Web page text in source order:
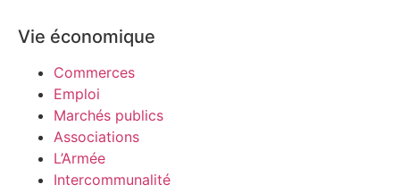
Vie économique
Commerces
Emploi
Marchés publics
Associations
L’Armée
Intercommunalité